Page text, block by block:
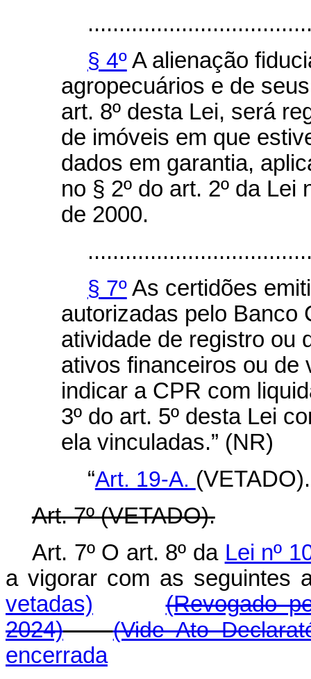
§ 4ºA alienação
agropecuários e de
art. 8º desta Lei, será
de imóveis em que
dados em garantia,
no § 2º do art. 2º da Lei
de 2000.
§ 7ºAs certidões
autorizadas pelo Banco
atividade de registro ou
ativos financeiros ou de
indicar a CPR com
3º do art. 5º desta Lei
ela vinculadas.” (NR)
“Art. 19-A.
Art. 7º (VETADO).
Art. 7º O art. 8º da Lei nº
a vigorar com as
vetadas)
(Revogado
2024)
(Vide Ato
encerrada